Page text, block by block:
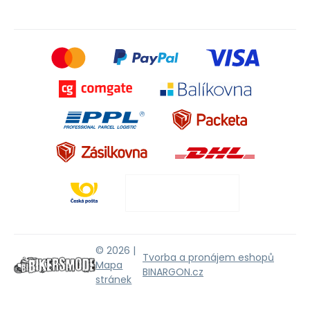
© 2026 |
Mapa
stránek
Tvorba a pronájem eshopů
BINARGON.cz